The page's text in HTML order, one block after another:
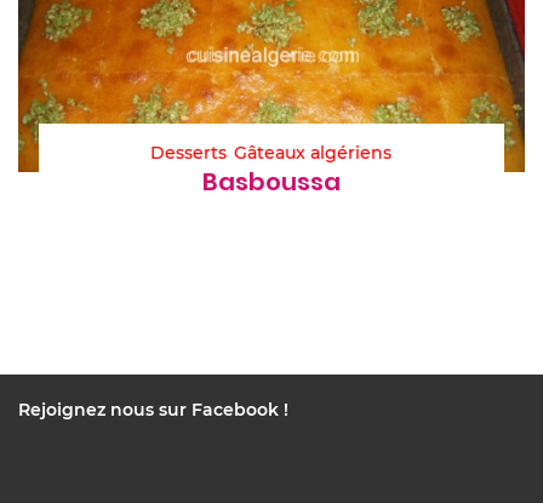
Desserts Gâteaux algériens
Basboussa
Rejoignez nous sur Facebook !